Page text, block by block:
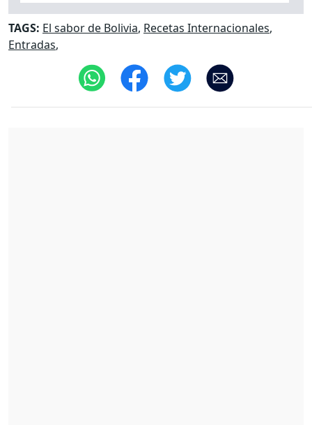
TAGS: El sabor de Bolivia, Recetas Internacionales,
Entradas,